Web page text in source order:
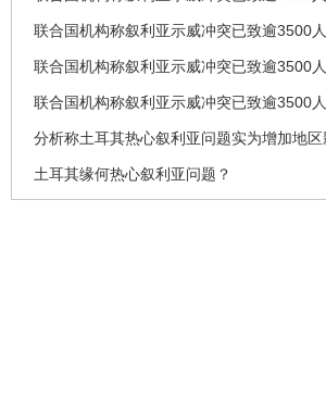
联合国机构称叙利亚示威冲突已致逾3500
联合国机构称叙利亚示威冲突已致逾3500
联合国机构称叙利亚示威冲突已致逾3500
分析称土耳其热心叙利亚问题实为增加地区
土耳其缘何热心叙利亚问题？